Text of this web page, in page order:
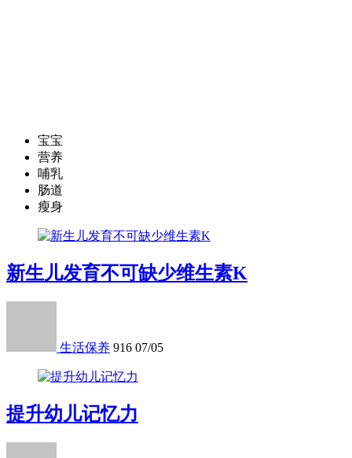
宝宝
营养
哺乳
肠道
瘦身
新生儿发育不可缺少维生素K
生活保养 916 07/05
提升幼儿记忆力